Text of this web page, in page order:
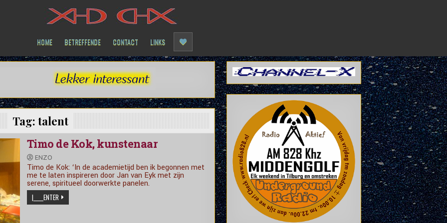
HOME BETREFFENDE CONTACT LINKS
Tag: talent
Timo de Kok, kunstenaar
ENZO
Timo de Kok: ‘In de academietijd ben ik begonnen met
me te laten inspireren door Jan van Eyk met zijn
serene, spiritueel doorwerkte panelen.
|_____ENTER